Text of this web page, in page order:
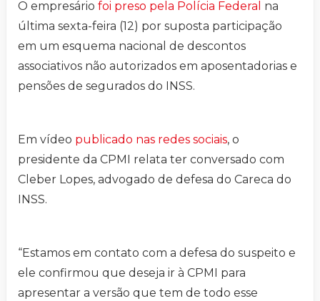
O empresário foi preso pela Polícia Federal na
última sexta-feira (12) por suposta participação
em um esquema nacional de descontos
associativos não autorizados em aposentadorias e
pensões de segurados do INSS.
Em vídeo publicado nas redes sociais, o
presidente da CPMI relata ter conversado com
Cleber Lopes, advogado de defesa do Careca do
INSS.
“Estamos em contato com a defesa do suspeito e
ele confirmou que deseja ir à CPMI para
apresentar a versão que tem de todo esse